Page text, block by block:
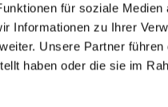
für soziale Medien
Informationen zu Ihrer
Unsere Partner
haben oder die sie im